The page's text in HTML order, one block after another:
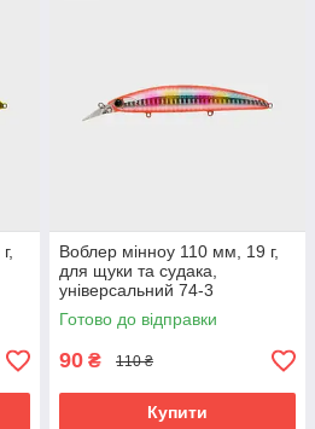
Воблер мінноу 110 мм, 19 г,
для щуки та судака,
універсальний 74-3
Готово до відправки
90 ₴ 110 ₴
Купити